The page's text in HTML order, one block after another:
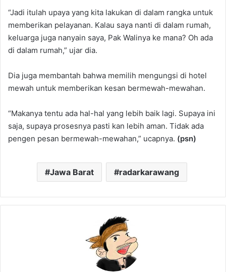
“Jadi itulah upaya yang kita lakukan di dalam rangka untuk
memberikan pelayanan. Kalau saya nanti di dalam rumah,
keluarga juga nanyain saya, Pak Walinya ke mana? Oh ada
di dalam rumah,” ujar dia.
Dia juga membantah bahwa memilih mengungsi di hotel
mewah untuk memberikan kesan bermewah-mewahan.
“Makanya tentu ada hal-hal yang lebih baik lagi. Supaya ini
saja, supaya prosesnya pasti kan lebih aman. Tidak ada
pengen pesan bermewah-mewahan,” ucapnya. (psn)
Jawa Barat radarkarawang